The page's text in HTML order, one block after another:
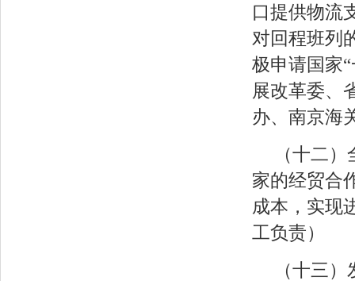
口提供物流
对回程班列
极申请国家
展改革委、
办、南京海
（十二
家的经贸合
成本，实现
工负责）
（十三